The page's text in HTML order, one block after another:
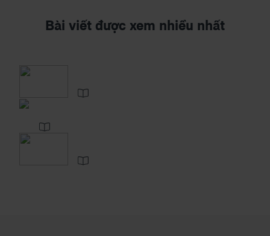
Bài viết được xem nhiều nhất